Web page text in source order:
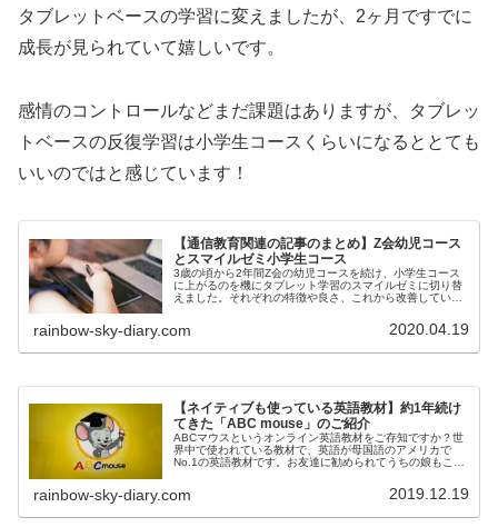
タブレットベースの学習に変えましたが、2ヶ月ですでに
成長が見られていて嬉しいです。
感情のコントロールなどまだ課題はありますが、タブレッ
トベースの反復学習は小学生コースくらいになるととても
いいのではと感じています！
【通信教育関連の記事のまとめ】Z会幼児コース
とスマイルゼミ小学生コース
3歳の頃から2年間Z会の幼児コースを続け、小学生コース
に上がるのを機にタブレット学習のスマイルゼミに切り替
えました。それぞれの特徴や良さ、これから改善していき
赴任予定もあるので、海外で使う場合のことについても書
いています。
rainbow-sky-diary.com 2020.04.19
【ネイティブも使っている英語教材】約1年続け
てきた「ABC mouse」のご紹介
ABCマウスというオンライン英語教材をご存知ですか？世
界中で使われている教材で、英語が母国語のアメリカで
No.1の英語教材です。お友達に勧められてうちの娘もこち
ABCマウスを1年間続けてきた感想も含めてご紹介いたし
ます。
rainbow-sky-diary.com 2019.12.19